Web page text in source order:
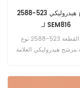
مرشح هيدروليكي 523-2588
لـ SEM816
رقم القطعة:523-2588 نوع
هيدروليكي العلامة